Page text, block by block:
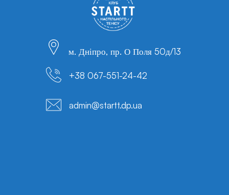
м. Дніпро, пр. О Поля 50д/13
+38 067-551-24-42
admin@startt.dp.ua